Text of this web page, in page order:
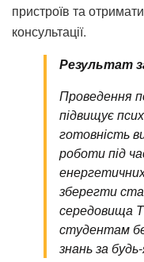
пристроїв та
консультації.
Результат
Проведення
підвищує
готовність
роботи під
зберегти
середовища
студентам
знань за